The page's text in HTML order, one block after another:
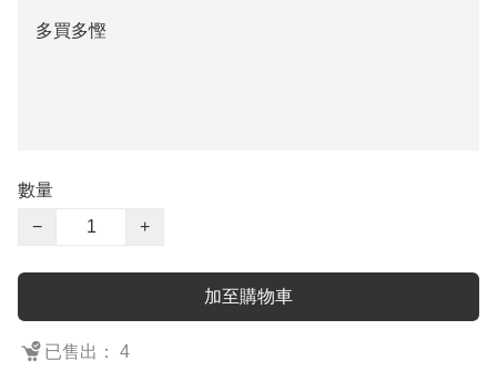
多買多慳
數量
−
+
加至購物車
已售出： 4